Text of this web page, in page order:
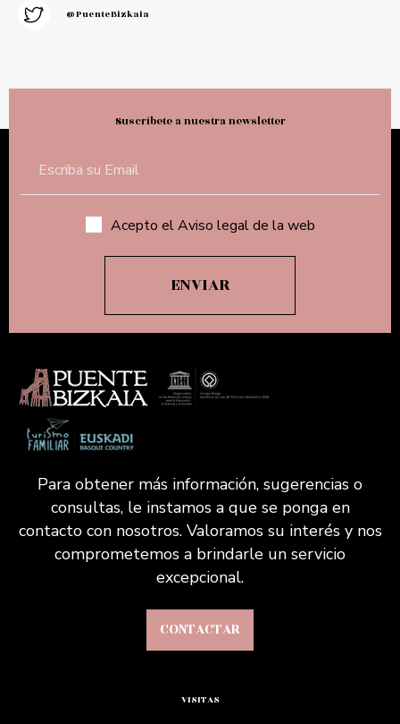
@PuenteBizkaia
Suscríbete a nuestra newsletter
Acepto el Aviso legal de la web
Para obtener más información, sugerencias o
consultas, le instamos a que se ponga en
contacto con nosotros. Valoramos su interés y nos
comprometemos a brindarle un servicio
excepcional.
CONTACTAR
VISITAS